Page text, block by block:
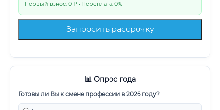
Первый взнос: 0 ₽ • Переплата: 0%
Запросить рассрочку
📊 Опрос года
Готовы ли Вы к смене профессии в 2026 году?